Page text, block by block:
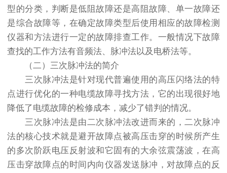
型的分类，判断是低阻故障还是高阻故障、单一故障还
是综合故障等，在确定故障类型后使用相应的故障检测
仪器和方法进行一定的故障排查工作。一般情况下故障
查找的工作方法有音频法、脉冲法以及电桥法等。
（二）三次脉冲法的简介
三次脉冲法是针对现代普遍使用的高压闪络法的特
点进行优化的一种电缆故障寻找方法，它的出现很好地
降低了电缆故障的检修成本，减少了错判的情况。
三次脉冲法是由二次脉冲法改进而来的，二次脉冲
法的核心技术就是避开故障点被高压击穿的时候所产生
的多次阶跃电压反射波和它固有的大余弦震荡波，在高
压击穿故障点的时间内向仪器发送脉冲，对故障点的反